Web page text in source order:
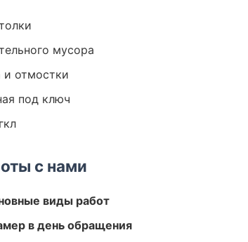
мусора
и отмостки
под ключ
с нами
виды работ
в день обращения